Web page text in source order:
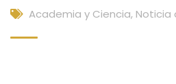
Academia y Ciencia, Noticia